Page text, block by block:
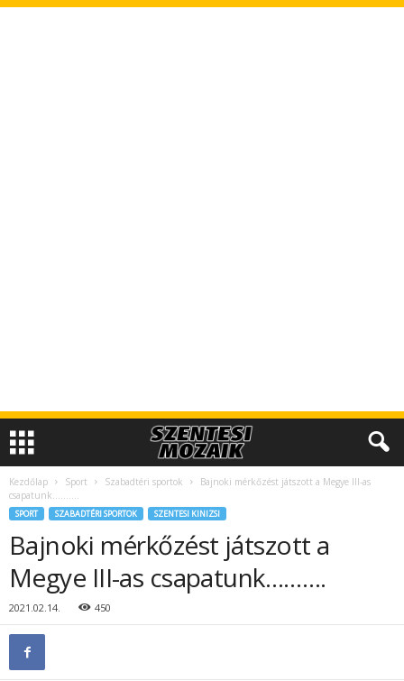
Kezdőlap Sport Szabadtéri sportok
Bajnoki mérkőzést játszott a Megye III-as
csapatunk……….
SPORT SZABADTÉRI SPORTOK SZENTESI KINIZSI
Bajnoki mérkőzést játszott a
Megye III-as csapatunk……….
2021.02.14. 450